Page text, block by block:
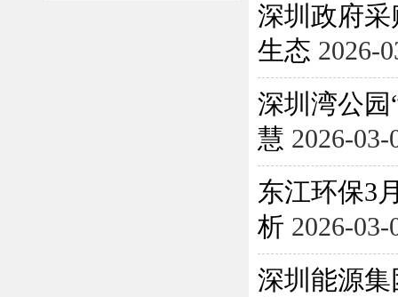
深圳政府
生态 2026-
深圳湾公
慧 2026-03-
东江环保3
析 2026-03-
深圳能源